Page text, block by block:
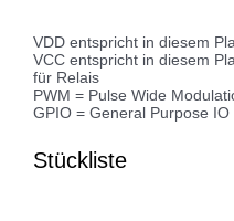
VDD entspricht in diesem
VCC entspricht in diesem
für Relais
PWM = Pulse Wide
GPIO = General Purpose IO
Stückliste